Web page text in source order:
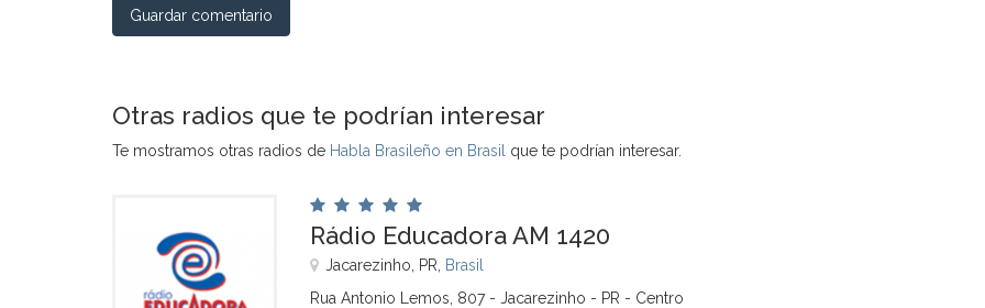
Guardar comentario
Otras radios que te podrían interesar
Te mostramos otras radios de Habla Brasileño en Brasil que te podrían interesar.
Rádio Educadora AM 1420
Jacarezinho, PR,
Brasil
Rua Antonio Lemos, 807 - Jacarezinho - PR - Centro